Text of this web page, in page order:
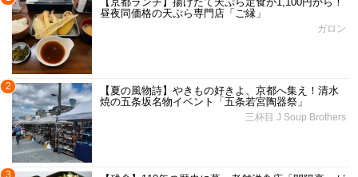
昼夜同価格の天ぷら専門店「ご縁」
ガロン
2
【夏の風物詩】やきもの好きよ、京都へ集え！清水
焼の五条坂名物イベント「五条若宮陶器祭」
三杯目 J Soup Brothers